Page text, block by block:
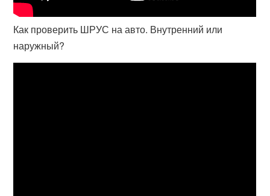
Как проверить ШРУС на авто. Внутренний или
наружный?